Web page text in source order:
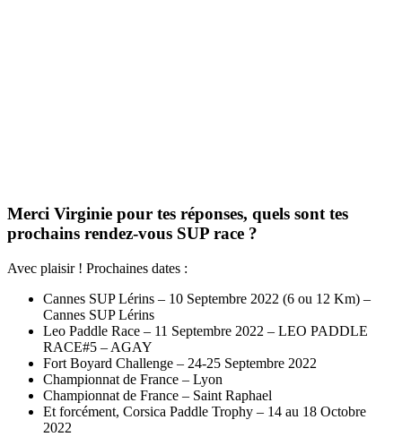
Merci Virginie pour tes réponses, quels sont tes
prochains rendez-vous SUP race ?
Avec plaisir ! Prochaines dates :
Cannes SUP Lérins – 10 Septembre 2022 (6 ou 12 Km) –
Cannes SUP Lérins
Leo Paddle Race – 11 Septembre 2022 – LEO PADDLE
RACE#5 – AGAY
Fort Boyard Challenge – 24-25 Septembre 2022
Championnat de France – Lyon
Championnat de France – Saint Raphael
Et forcément, Corsica Paddle Trophy – 14 au 18 Octobre
2022